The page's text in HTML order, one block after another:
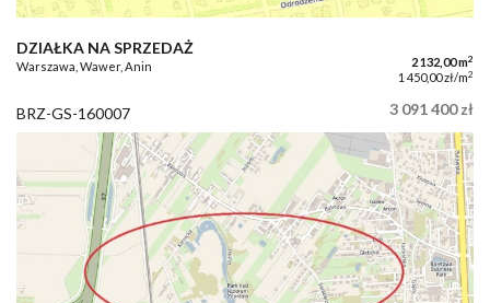
DZIAŁKA NA SPRZEDAŻ
Warszawa, Wawer, Anin 2 132,00 m2
1 450,00 zł/m2
BRZ-GS-160007 3 091 400 zł